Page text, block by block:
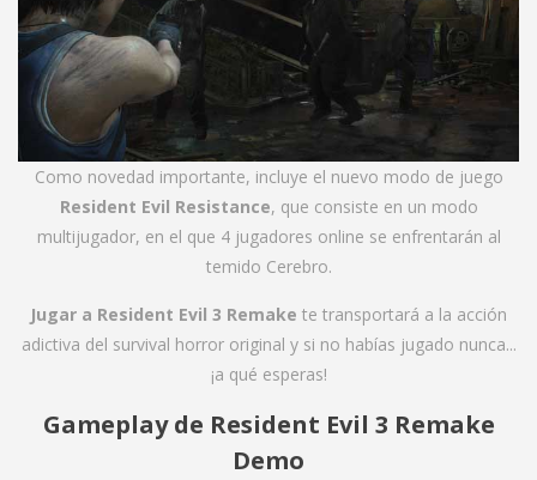
Como novedad importante, incluye el nuevo modo de juego
Resident Evil Resistance, que consiste en un modo
multijugador, en el que 4 jugadores online se enfrentarán al
temido Cerebro.
Jugar a Resident Evil 3 Remake te transportará a la acción
adictiva del survival horror original y si no habías jugado nunca...
¡a qué esperas!
Gameplay de Resident Evil 3 Remake
Demo